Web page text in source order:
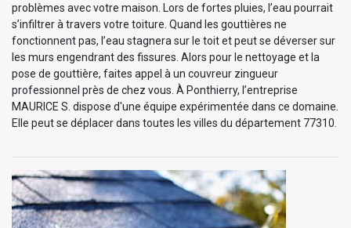
problèmes avec votre maison. Lors de fortes pluies, l’eau pourrait
s’infiltrer à travers votre toiture. Quand les gouttières ne
fonctionnent pas, l’eau stagnera sur le toit et peut se déverser sur
les murs engendrant des fissures. Alors pour le nettoyage et la
pose de gouttière, faites appel à un couvreur zingueur
professionnel près de chez vous. À Ponthierry, l’entreprise
MAURICE S. dispose d'une équipe expérimentée dans ce domaine.
Elle peut se déplacer dans toutes les villes du département 77310.